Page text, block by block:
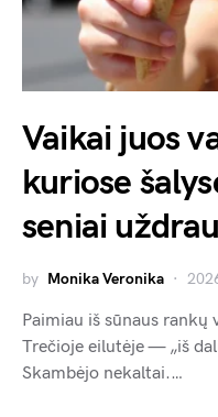
Vaikai juos
kuriose
seniai
by Monika Veronika
Paimiau iš sūnaus
Trečioje eilutėje — „iš
Skambėjo nekaltai.…